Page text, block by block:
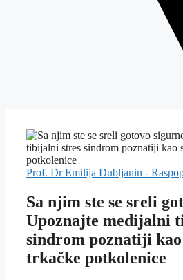
Prof. Dr Emilija Dubljanin -
Sa njim ste se sreli
Upoznajte medijalni
sindrom poznatiji
trkačke potkolenice